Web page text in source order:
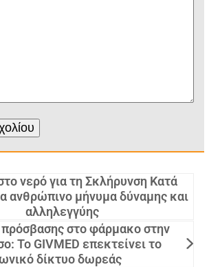
νερό για τη Σκλήρυνση Κατά
ανθρώπινο μήνυμα δύναμης και
αλληλεγγύης
πρόσβασης στο φάρμακο στην
Το GIVMED επεκτείνει το
δίκτυο δωρεάς